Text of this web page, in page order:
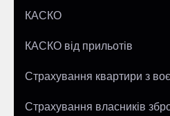
КАСКО
КАСКО від прильотів
Страхування квартири з
Страхування власників